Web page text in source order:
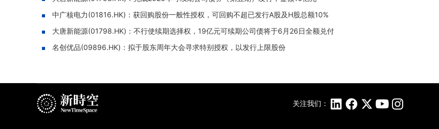
中广核电力(01816.HK)：获回购股份一般性授权，可回购不超已发行A股及H股总额10%
大唐新能源(01798.HK)：不行使续期选择权，19亿元可续期公司债将于6月26日全额兑付
名创优品(09896.HK)：拟于股东周年大会寻求特别授权，以发行上限股份
关注我们：